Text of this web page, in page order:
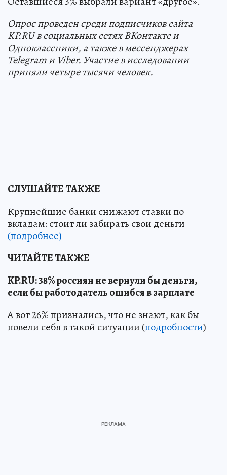
Опрос проведен среди подписчиков сайта
KP.RU в социальных сетях ВКонтакте и
Одноклассники, а также в мессенджерах
Telegram и Viber. Участие в исследовании
приняли четыре тысячи человек.
СЛУШАЙТЕ ТАКЖЕ
Крупнейшие банки снижают ставки по
вкладам: стоит ли забирать свои деньги
(подробнее)
ЧИТАЙТЕ ТАКЖЕ
KP.RU: 38% россиян не вернули бы деньги,
если бы работодатель ошибся в зарплате
А вот 26% признались, что не знают, как бы
повели себя в такой ситуации (подробности)